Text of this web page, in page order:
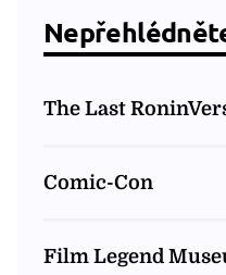
The Last
Comic-Con
Film Legend